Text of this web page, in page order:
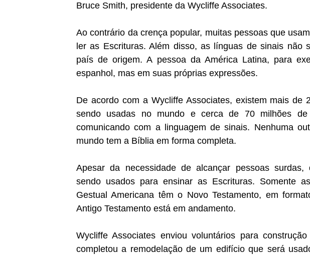
Bruce Smith, presidente da Wycliffe Associates.
Ao contrário da crença popular, muitas pessoas que
ler as Escrituras. Além disso, as línguas de sinais não
país de origem. A pessoa da América Latina, para
espanhol, mas em suas próprias expressões.
De acordo com a Wycliffe Associates, existem mais de
sendo usadas no mundo e cerca de 70 milhões
comunicando com a linguagem de sinais. Nenhuma
mundo tem a Bíblia em forma completa.
Apesar da necessidade de alcançar pessoas surdas,
sendo usados para ensinar as Escrituras. Somente
Gestual Americana têm o Novo Testamento, em
Antigo Testamento está em andamento.
Wycliffe Associates enviou voluntários para
completou a remodelação de um edifício que será